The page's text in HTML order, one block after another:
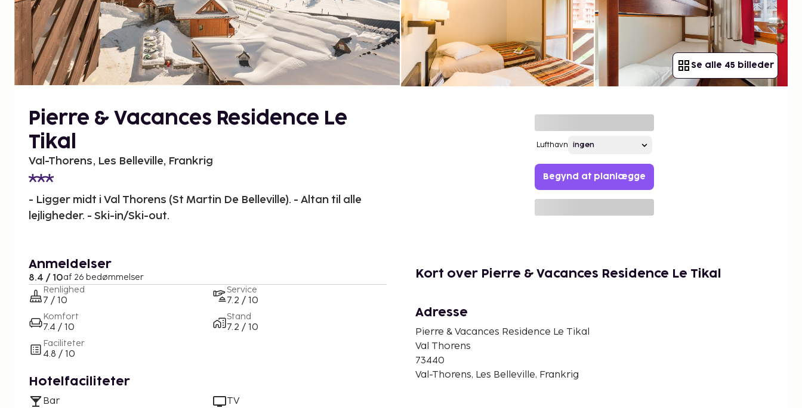
Se alle 45 billeder
Pierre & Vacances Residence Le
Tikal
Val-Thorens, Les Belleville, Frankrig
- Ligger midt i Val Thorens (St Martin De Belleville). - Altan til alle
lejligheder. - Ski-in/Ski-out.
Lufthavn
Begynd at planlægge
Anmeldelser
8.4 / 10af 26 bedømmelser
Renlighed
7 / 10
Komfort
7.4 / 10
Faciliteter
4.8 / 10
Service
7.2 / 10
Stand
7.2 / 10
Hotelfaciliteter
Bar
TV
Kort over Pierre & Vacances Residence Le Tikal
Adresse
Pierre & Vacances Residence Le Tikal
Val Thorens
73440
Val-Thorens, Les Belleville, Frankrig